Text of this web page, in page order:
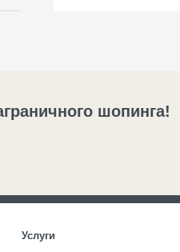
шопинга!
Услуги